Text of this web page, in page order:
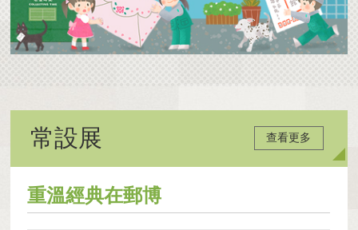
常設展 查看更多
重溫經典在郵博